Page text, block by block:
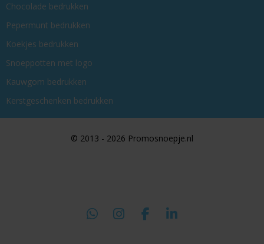
Chocolade bedrukken
Pepermunt bedrukken
Koekjes bedrukken
Snoeppotten met logo
Kauwgom bedrukken
Kerstgeschenken bedrukken
© 2013 - 2026 Promosnoepje.nl